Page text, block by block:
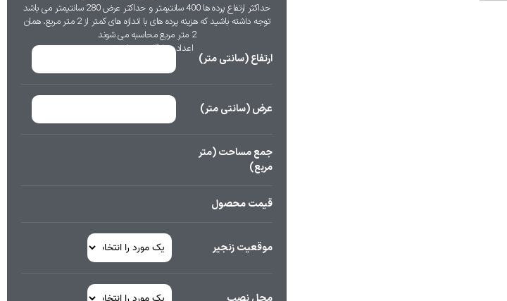
حداکثر ارتفاع پرده ها 400 سانتیمتر و حداکثر عرض 280 سانتیمتر می باشد
توجه داشته باشید که هزینه پرده های با اندازه های کمتر از 2 متر مربع، همان
2 متر مربع محاسبه می شوند
اعداد به انگلیسی وارد شوند
ارتفاع (سانتی متر)
عرض (سانتی متر)
جمع مساحت (متر
مربع)
قیمت محصول
موقعیت زنجیر